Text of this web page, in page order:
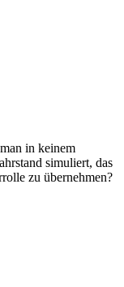
in keinem
simuliert, das
zu übernehmen?